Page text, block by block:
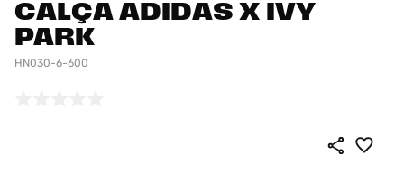
CALÇA ADIDAS X IVY
PARK
HN030-6-600